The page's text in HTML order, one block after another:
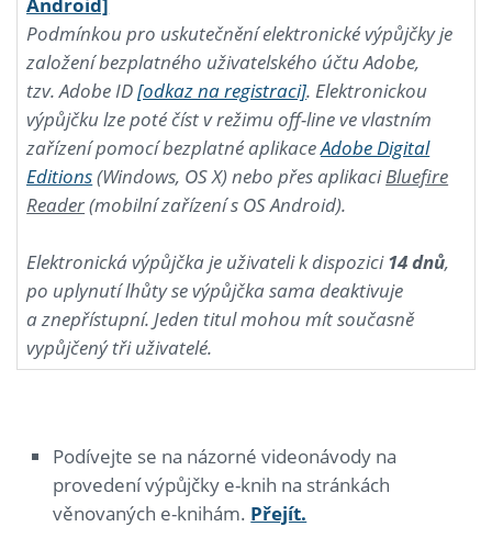
Podmínkou pro uskutečnění elektronické výpůjčky je
založení bezplatného uživatelského účtu Adobe,
tzv. Adobe ID[odkaz na registraci]. Elektronickou
výpůjčku lze poté číst v režimu off-line ve vlastním
zařízení pomocí bezplatné aplikaceAdobe Digital
Editions(Windows, OS X) nebo přes aplikaciBluefire
Reader(mobilní zařízení s OS Android).
Elektronická výpůjčka je uživateli k dispozici 14 dnů,
po uplynutí lhůty se výpůjčka sama deaktivuje
a znepřístupní. Jeden titul mohou mít současně
vypůjčený tři uživatelé.
Podívejte se na názorné videonávody na
provedení výpůjčky e-knih na stránkách
věnovaných e-knihám. Přejít.